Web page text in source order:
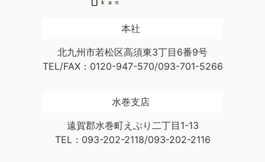
本社
北九州市若松区高須東3丁目6番9号
TEL/FAX：0120-947-570/093-701-5266
水巻支店
遠賀郡水巻町えぶり二丁目1-13
TEL：093-202-2118/093-202-2116